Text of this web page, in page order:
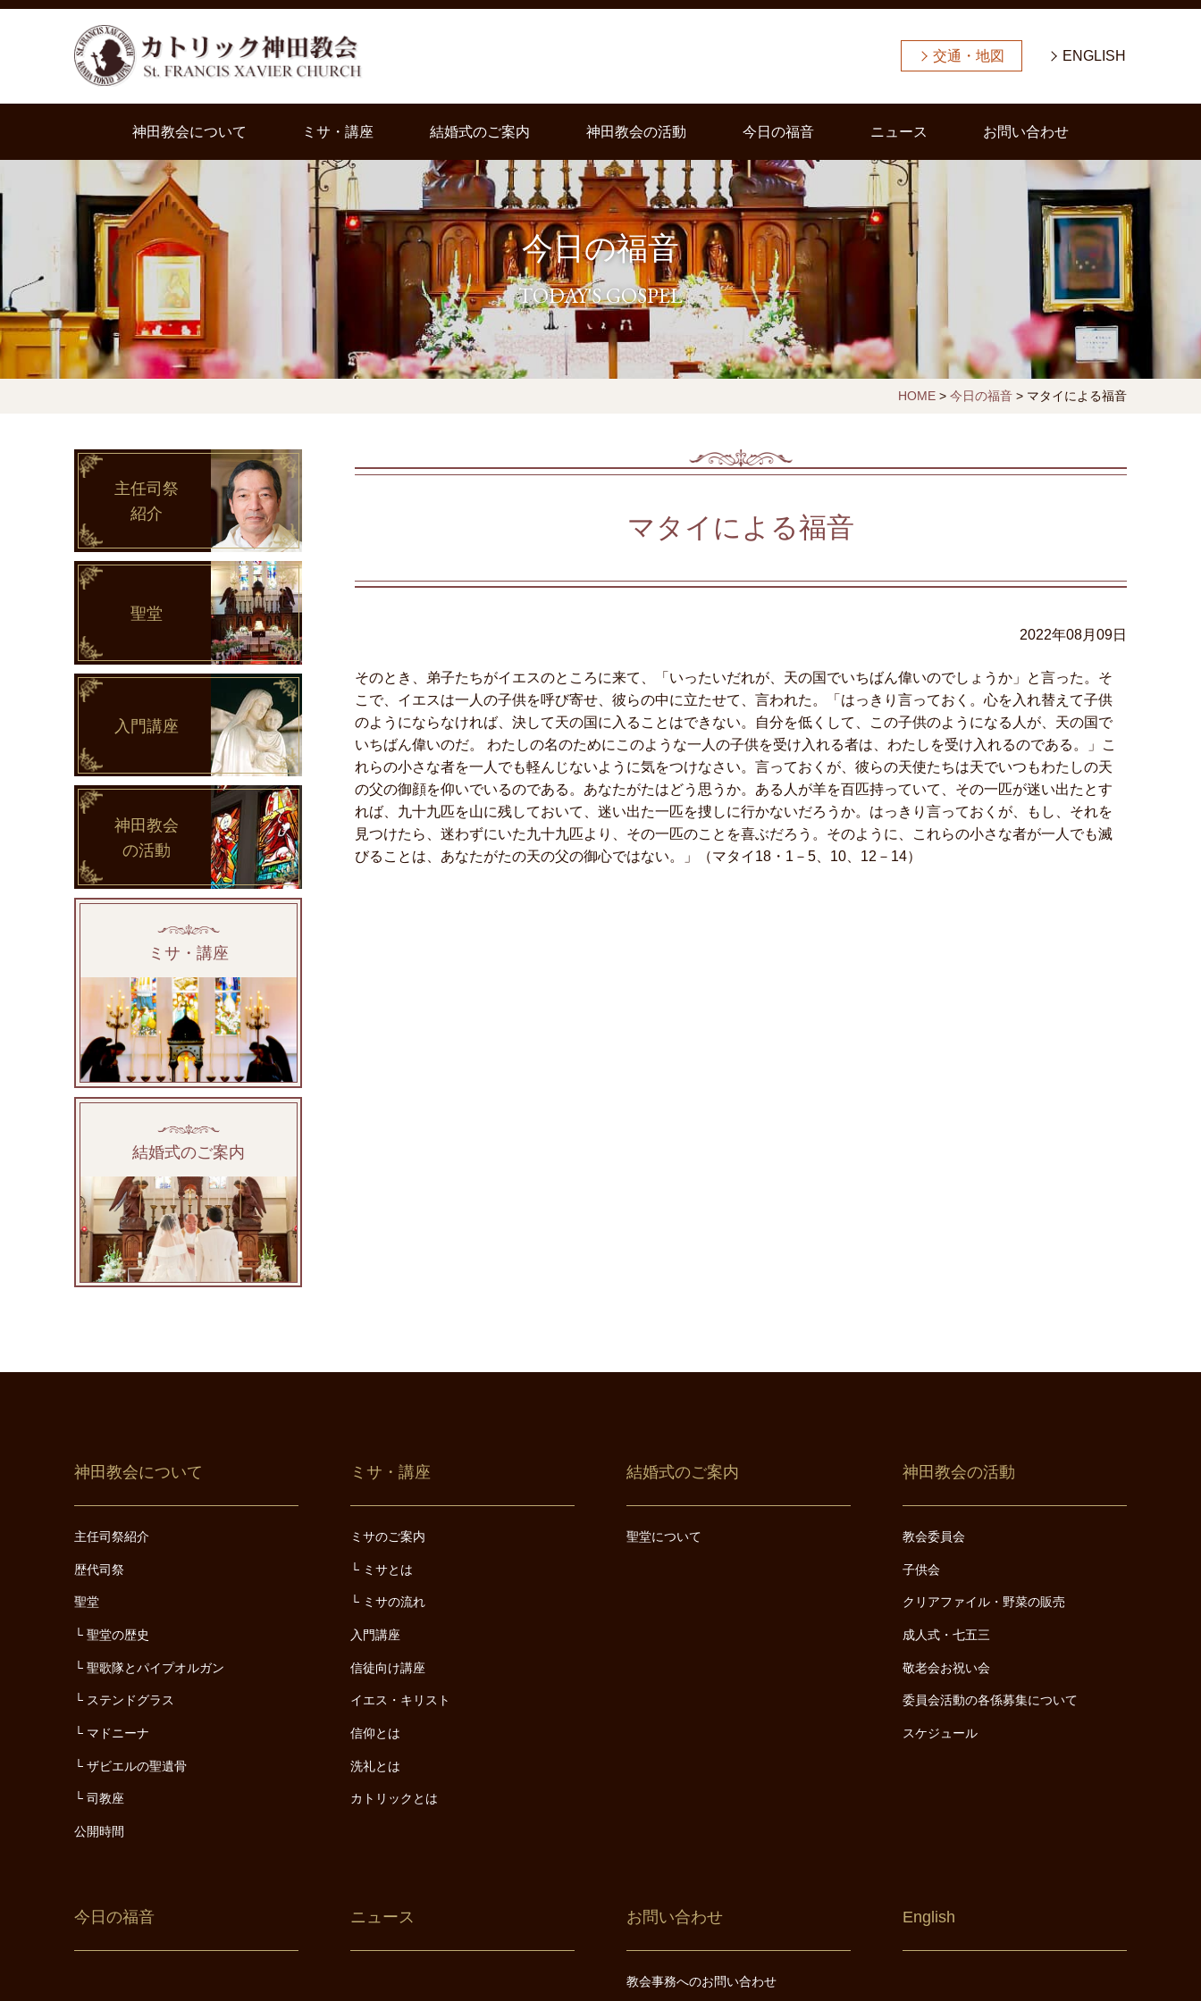
交通・地図 ENGLISH
神田教会について ミサ・講座 結婚式のご案内 神田教会の活動 今日の福音 ニュース お問い合わせ
今日の福音
TODAY'S GOSPEL
HOME> 今日の福音> マタイによる福音
マタイによる福音
2022年08月09日
そのとき、弟子たちがイエスのところに来て、「いったいだれが、天の国でいちばん偉いのでしょうか」と言った。そ
こで、イエスは一人の子供を呼び寄せ、彼らの中に立たせて、言われた。「はっきり言っておく。心を入れ替えて子供
のようにならなければ、決して天の国に入ることはできない。自分を低くして、この子供のようになる人が、天の国で
いちばん偉いのだ。 わたしの名のためにこのような一人の子供を受け入れる者は、わたしを受け入れるのである。」こ
れらの小さな者を一人でも軽んじないように気をつけなさい。言っておくが、彼らの天使たちは天でいつもわたしの天
の父の御顔を仰いでいるのである。あなたがたはどう思うか。ある人が羊を百匹持っていて、その一匹が迷い出たとす
れば、九十九匹を山に残しておいて、迷い出た一匹を捜しに行かないだろうか。はっきり言っておくが、もし、それを
見つけたら、迷わずにいた九十九匹より、その一匹のことを喜ぶだろう。そのように、これらの小さな者が一人でも滅
びることは、あなたがたの天の父の御心ではない。」（マタイ18・1－5、10、12－14）
主任司祭
紹介
聖堂
入門講座
神田教会
の活動
ミサ・講座
結婚式のご案内
神田教会について
主任司祭紹介
歴代司祭
聖堂
聖堂の歴史
聖歌隊とパイプオルガン
ステンドグラス
マドニーナ
ザビエルの聖遺骨
司教座
公開時間
ミサ・講座
ミサのご案内
ミサとは
ミサの流れ
入門講座
信徒向け講座
イエス・キリスト
信仰とは
洗礼とは
カトリックとは
結婚式のご案内
聖堂について
神田教会の活動
教会委員会
子供会
クリアファイル・野菜の販売
成人式・七五三
敬老会お祝い会
委員会活動の各係募集について
スケジュール
今日の福音 ニュース お問い合わせ
教会事務へのお問い合わせ
English